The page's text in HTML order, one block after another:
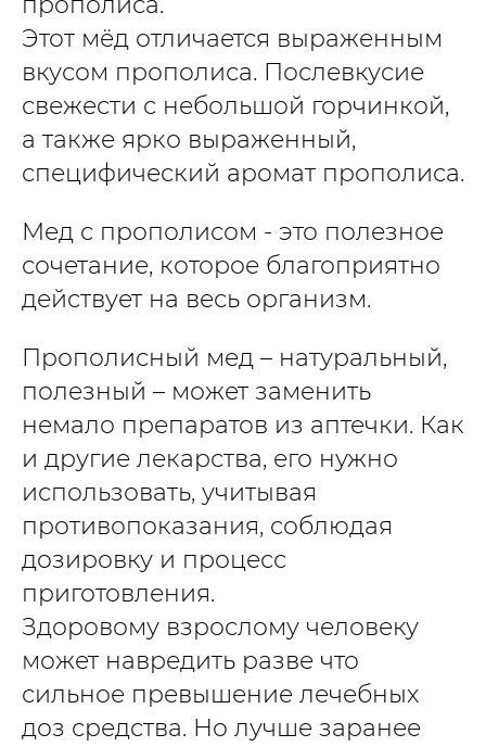
Этот мёд отличается выраженным
вкусом прополиса. Послевкусие
свежести с небольшой горчинкой,
а также ярко выраженный,
специфический аромат прополиса.
Мед с прополисом - это полезное
сочетание, которое благоприятно
действует на весь организм.
Прополисный мед – натуральный,
полезный – может заменить
немало препаратов из аптечки. Как
и другие лекарства, его нужно
использовать, учитывая
противопоказания, соблюдая
дозировку и процесс
приготовления.
Здоровому взрослому человеку
может навредить разве что
сильное превышение лечебных
доз средства. Но лучше заранее